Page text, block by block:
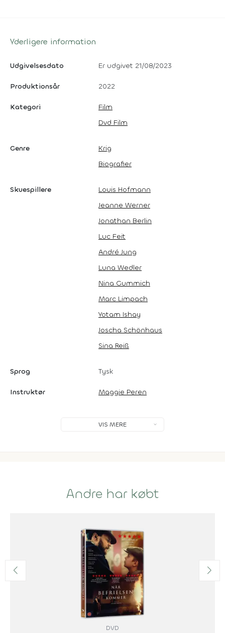
Yderligere information
Udgivelsesdato Er udgivet 21/08/2023
Produktionsår 2022
Kategori
Film
Dvd Film
Genre
Krig
Biografier
Skuespillere
Louis Hofmann
Jeanne Werner
Jonathan Berlin
Luc Feit
André Jung
Luna Wedler
Nina Gummich
Marc Limpach
Yotam Ishay
Joscha Schönhaus
Sina Reiß
Sprog Tysk
Instruktør Maggie Peren
VIS MERE
Andre har købt
DVD